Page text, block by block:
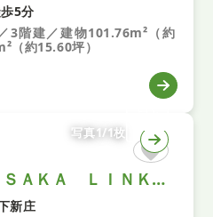
5分
3階建／建物101.76m²（約
（約15.60坪）
写真1/1枚
ローレルスクエアＯＳＡＫＡ ＬＩＮＫ 中古マンション
新庄